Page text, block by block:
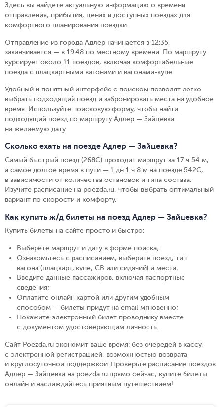
Здесь вы найдете актуальную информацию о времени
отправления, прибытия, ценах и доступных поездах для
комфортного планирования поездки.
Отправление из города Адлер начинается в 12:35,
заканчивается — в 19:48 по местному времени. По маршруту
курсирует около 11 поездов, включая комфортабельные
поезда с плацкартными вагонами и вагонами-купе.
Удобный и понятный интерфейс с поиском позволят легко
выбрать подходящий поезд и забронировать места на удобное
время. Используйте поисковую форму, чтобы найти
подходящий поезд по маршруту Адлер — Зайцевка
на желаемую дату.
Сколько ехать на поезде Адлер — Зайцевка?
Самый быстрый поезд (268С) проходит маршрут за 17 ч 54 м,
а самое долгое время в пути — 1 дн 1 ч 8 м на поезде 542С,
в зависимости от количества остановок и типа состава.
Изучите расписание на poezda.ru, чтобы выбрать оптимальный
вариант по скорости и комфорту.
Как купить ж/д билеты на поезд Адлер — Зайцевка?
Купить билеты на сайте просто и быстро:
Выберете маршрут и дату в форме поиска;
Ознакомьтесь с расписанием, выберите поезд, тип
вагона (плацкарт, купе, СВ или сидячий) и места;
Введите данные пассажиров, включая паспортные
сведения;
Оплатите онлайн картой или другим удобным
способом — билеты придут на email мгновенно;
Покажите электронный билет проводнику вместе
с документом удостоверяющим личность.
Сайт Poezda.ru экономит ваше время: без очередей в кассу,
с электронной регистрацией, возможностью возврата
и круглосуточной поддержкой. Проверьте расписание поездов
Адлер — Зайцевка на poezda.ru прямо сейчас, купите билеты
онлайн и наслаждайтесь приятным путешествием!